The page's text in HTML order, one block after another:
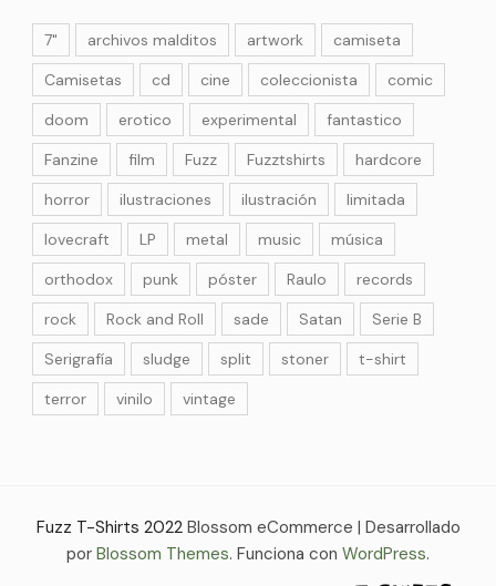
7" archivos malditos artwork
camiseta
Camisetas
cd cine coleccionista
comic
doom
erotico experimental
fantastico
Fanzine
film Fuzz Fuzztshirts
hardcore
horror
ilustraciones ilustración
limitada
lovecraft
LP metal music
música
orthodox
punk póster Raulo
records
rock
Rock and Roll sade Satan
Serie B
Serigrafía
sludge split stoner
t-shirt
terror
vinilo vintage
Fuzz T-Shirts 2022 Blossom eCommerce | Desarrollado
por Blossom Themes. Funciona con WordPress.